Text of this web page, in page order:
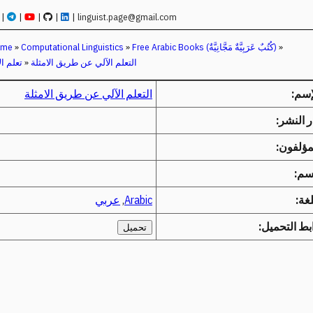
| | | | | linguist.page@gmail.com
»Computational Linguistics » Free Arabic Books (كُتُبٌ عَرَبِيَّةٌ مَجَّانِيَّةٌ) »
تعلم» التعلم الآلي عن طريق الامثلة
التعلم الآلي عن طريق الامثلة
النشر:
Arabic
, عربي
التحميل:
تحميل